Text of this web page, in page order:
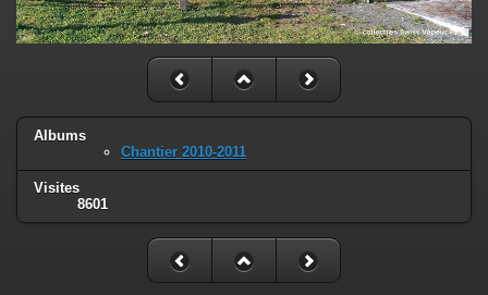
Albums
Chantier 2010-2011
Visites
8601